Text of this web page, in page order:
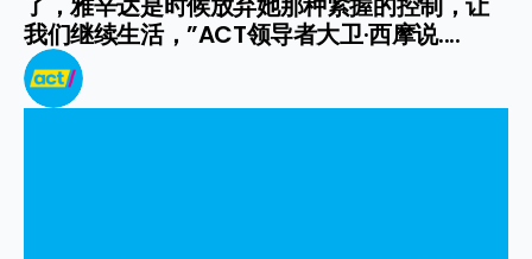
我们继续生活，”ACT领导者大卫·西摩说....